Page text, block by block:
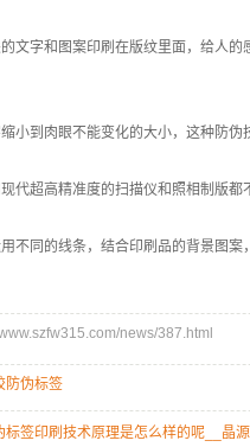
文字和图案印刷在版纹里面，给人
小到肉眼不能变化的大小，这种防伪
代超高精准度的扫描仪和照相制版都
不同的线条，结合印刷品的背景图案
news/387.html
防伪标签
标签印刷技术原理是怎么样的呢__晶